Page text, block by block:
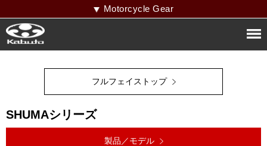
Motorcycle Gear
フルフェイストップ
SHUMAシリーズ
製品／モデル